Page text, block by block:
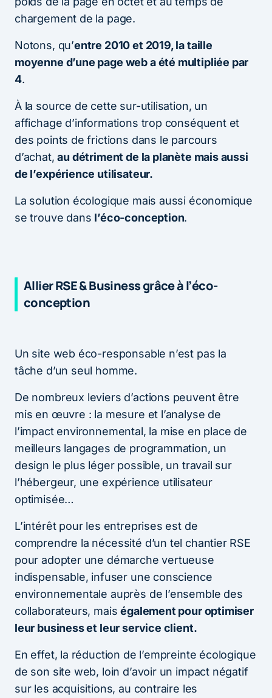
chargement de la page.
Notons, qu’entre 2010 et 2019, la taille
moyenne d’une page web a été multipliée par
4.
À la source de cette sur-utilisation, un
affichage d’informations trop conséquent et
des points de frictions dans le parcours
d’achat,au détriment de la planète mais aussi
de l’expérience utilisateur.
La solution écologique mais aussi économique
se trouve dans l’éco-conception.
Allier RSE & Business grâce à l’éco-
conception
Un site web éco-responsable n’est pas la
tâche d’un seul homme.
De nombreux leviers d’actions peuvent être
mis en œuvre : la mesure et l’analyse de
l’impact environnemental, la mise en place de
meilleurs langages de programmation, un
design le plus léger possible, un travail sur
l’hébergeur, une expérience utilisateur
optimisée…
L’intérêt pour les entreprises est de
comprendre la nécessité d’un tel chantier RSE
pour adopter une démarche vertueuse
indispensable, infuser une conscience
environnementale auprès de l’ensemble des
collaborateurs, maiségalement pour optimiser
leur business et leur service client.
En effet, la réduction de l’empreinte écologique
de son site web, loin d’avoir un impact négatif
sur les acquisitions, au contraire les